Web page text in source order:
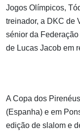
Jogos Olímpicos,
treinador, a DKC de
sénior da
de Lucas Jacob em
A Copa dos
(Espanha) e em
edição de slalom e